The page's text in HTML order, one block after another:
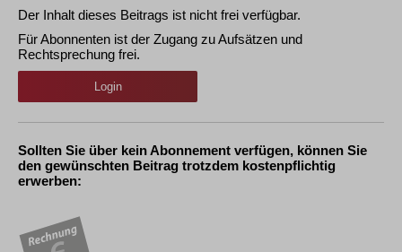
Der Inhalt dieses Beitrags ist nicht frei verfügbar.
Für Abonnenten ist der Zugang zu Aufsätzen und
Rechtsprechung frei.
Login
Sollten Sie über kein Abonnement verfügen, können Sie
den gewünschten Beitrag trotzdem kostenpflichtig
erwerben: